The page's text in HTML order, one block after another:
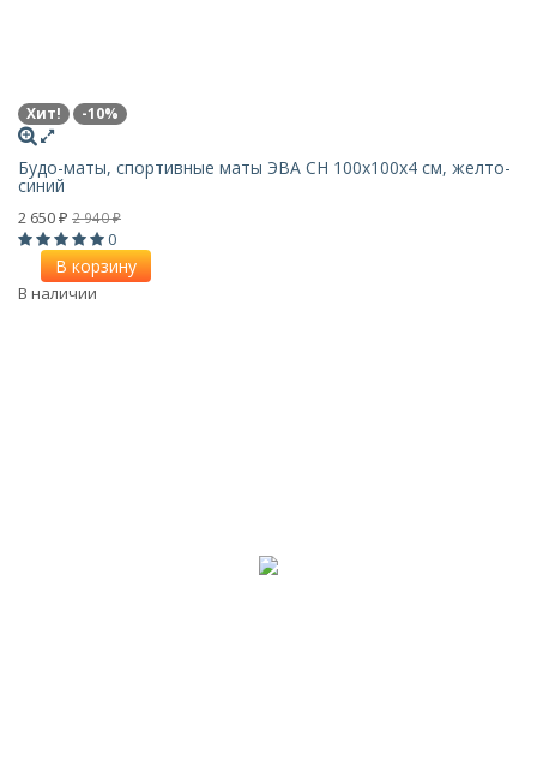
Хит! -10%
Будо-маты, спортивные маты ЭВА CH 100х100x4 см, желто-
синий
2 650 ₽ 2 940₽
0
В корзину
В наличии